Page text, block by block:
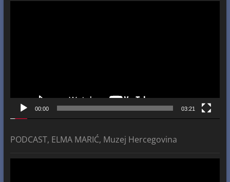
00:00 03:21
PODCAST, ELMA MARIĆ, Muzej Hercegovina